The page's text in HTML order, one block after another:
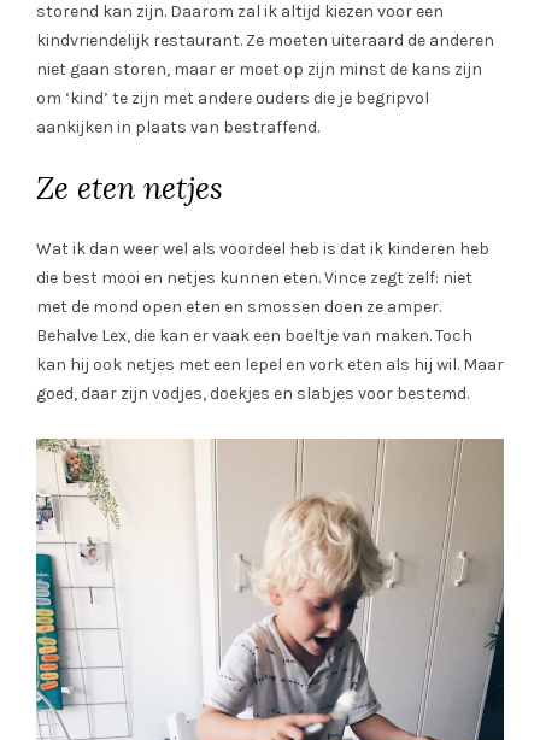
storend kan zijn. Daarom zal ik altijd kiezen voor een
kindvriendelijk restaurant. Ze moeten uiteraard de anderen
niet gaan storen, maar er moet op zijn minst de kans zijn
om ‘kind’ te zijn met andere ouders die je begripvol
aankijken in plaats van bestraffend.
Ze eten netjes
Wat ik dan weer wel als voordeel heb is dat ik kinderen heb
die best mooi en netjes kunnen eten. Vince zegt zelf: niet
met de mond open eten en smossen doen ze amper.
Behalve Lex, die kan er vaak een boeltje van maken. Toch
kan hij ook netjes met een lepel en vork eten als hij wil. Maar
goed, daar zijn vodjes, doekjes en slabjes voor bestemd.